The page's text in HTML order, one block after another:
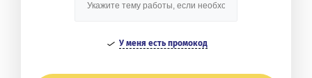
У меня есть промокод